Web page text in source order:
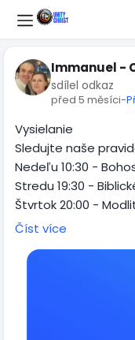
Immanuel -
sdílel odkaz
před 5 měsíci-
Vysielanie
Sledujte naše
Nedeľu 10:30 -
Stredu 19:30 -
Štvrtok 20:00 -
Číst více